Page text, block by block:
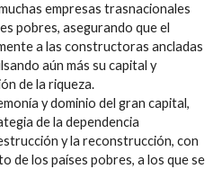
empresas trasnacionales
pobres, asegurando que el
a las constructoras ancladas
aún más su capital y
de la riqueza.
y dominio del gran capital,
de la dependencia
y la reconstrucción, con
de los países pobres, a los que se